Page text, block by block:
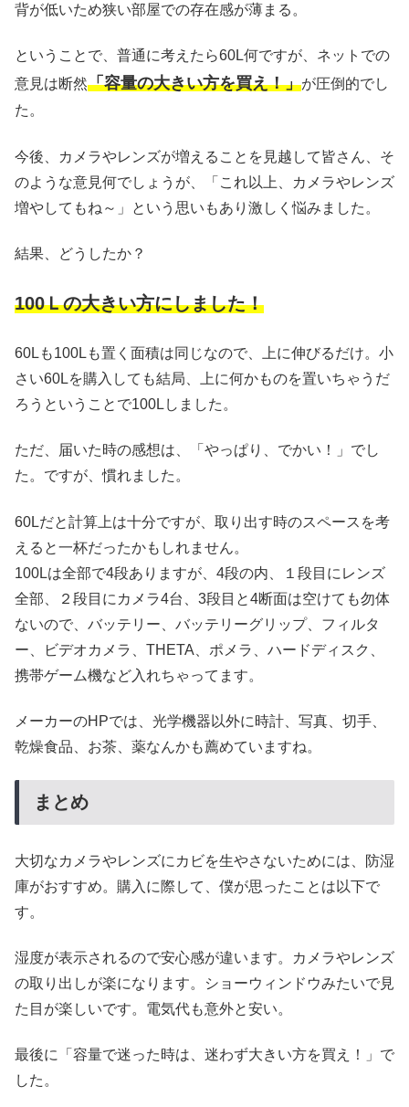
背が低いため狭い部屋での存在感が薄まる。
ということで、普通に考えたら60L何ですが、ネットでの
意見は断然「容量の大きい方を買え！」が圧倒的でし
た。
今後、カメラやレンズが増えることを見越して皆さん、そ
のような意見何でしょうが、「これ以上、カメラやレンズ
増やしてもね～」という思いもあり激しく悩みました。
結果、どうしたか？
100Ｌの大きい方にしました！
60Lも100Lも置く面積は同じなので、上に伸びるだけ。小
さい60Lを購入しても結局、上に何かものを置いちゃうだ
ろうということで100Lしました。
ただ、届いた時の感想は、「やっぱり、でかい！」でし
た。ですが、慣れました。
60Lだと計算上は十分ですが、取り出す時のスペースを考
えると一杯だったかもしれません。
100Lは全部で4段ありますが、4段の内、１段目にレンズ
全部、２段目にカメラ4台、3段目と4断面は空けても勿体
ないので、バッテリー、バッテリーグリップ、フィルタ
ー、ビデオカメラ、THETA、ポメラ、ハードディスク、
携帯ゲーム機など入れちゃってます。
メーカーのHPでは、光学機器以外に時計、写真、切手、
乾燥食品、お茶、薬なんかも薦めていますね。
まとめ
大切なカメラやレンズにカビを生やさないためには、防湿
庫がおすすめ。購入に際して、僕が思ったことは以下で
す。
湿度が表示されるので安心感が違います。カメラやレンズ
の取り出しが楽になります。ショーウィンドウみたいで見
た目が楽しいです。電気代も意外と安い。
最後に「容量で迷った時は、迷わず大きい方を買え！」で
した。